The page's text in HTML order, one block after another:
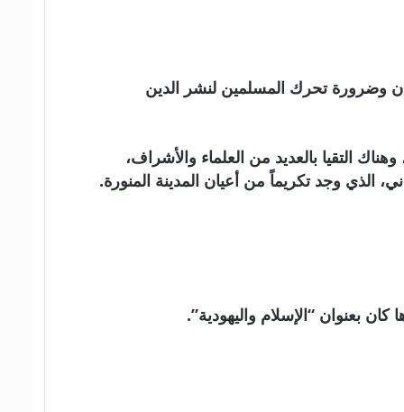
وضرورة تحرك المسلمين لنشر الدين
التقيا بالعديد من العلماء والأشراف،
الذي وجد تكريماً من أعيان المدينة المنورة.